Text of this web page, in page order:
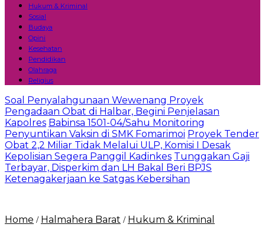
Hukum & Kriminal
Sosial
Budaya
Opini
Kesehatan
Pendidikan
Olahraga
Religius
Soal Penyalahgunaan Wewenang Proyek
Pengadaan Obat di Halbar, Begini Penjelasan
Kapolres Babinsa 1501-04/Sahu Monitoring
Penyuntikan Vaksin di SMK Fomarimoi Proyek Tender
Obat 2,2 Miliar Tidak Melalui ULP, Komisi I Desak
Kepolisian Segera Panggil Kadinkes Tunggakan Gaji
Terbayar, Disperkim dan LH Bakal Beri BPJS
Ketenagakerjaan ke Satgas Kebersihan
Home / Halmahera Barat / Hukum & Kriminal